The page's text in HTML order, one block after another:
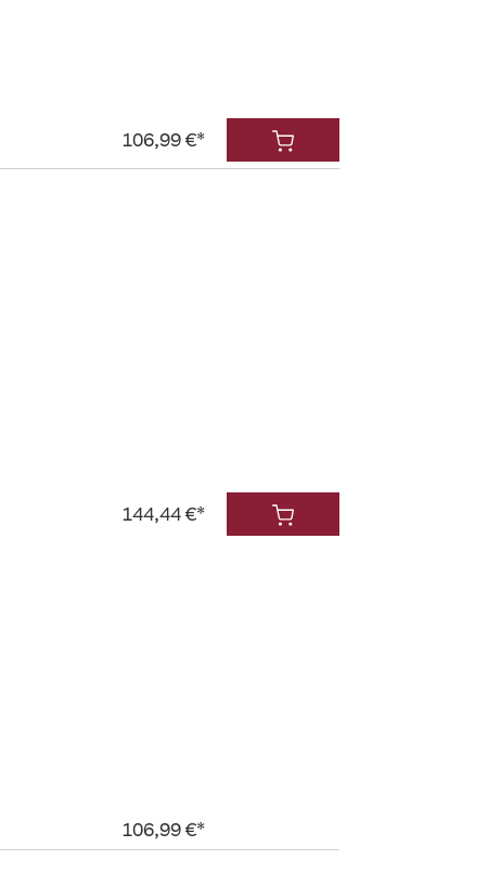
106,99 €*
144,44 €*
106,99 €*